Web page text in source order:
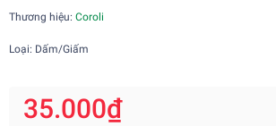
Thương hiệu: Coroli
Loại: Dấm/Giấm
35.000₫